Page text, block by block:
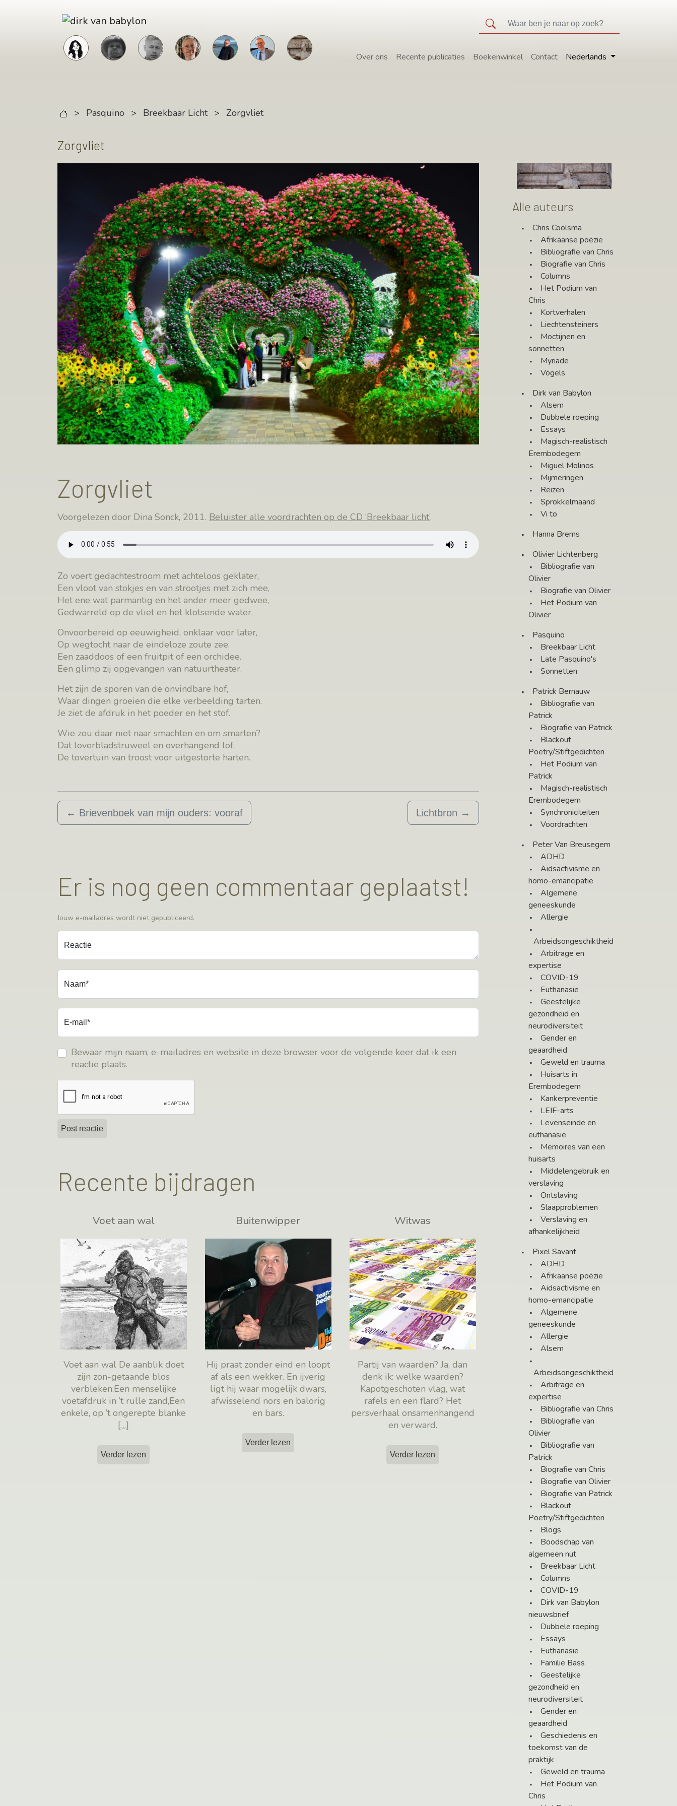
Over ons Recente publicaties Boekenwinkel Contact Nederlands
> Pasquino > Breekbaar Licht > Zorgvliet
Zorgvliet
Zorgvliet
Voorgelezen door Dina Sonck, 2011. Beluister alle voordrachten op de CD ‘Breekbaar licht’.
Zo voert gedachtestroom met achteloos geklater,
Een vloot van stokjes en van strootjes met zich mee,
Het ene wat parmantig en het ander meer gedwee,
Gedwarreld op de vliet en het klotsende water.
Onvoorbereid op eeuwigheid, onklaar voor later,
Op wegtocht naar de eindeloze zoute zee:
Een zaaddoos of een fruitpit of een orchidee.
Een glimp zij opgevangen van natuurtheater.
Het zijn de sporen van de onvindbare hof,
Waar dingen groeien die elke verbeelding tarten.
Je ziet de afdruk in het poeder en het stof.
Wie zou daar niet naar smachten en om smarten?
Dat loverbladstruweel en overhangend lof,
De tovertuin van troost voor uitgestorte harten.
← Brievenboek van mijn ouders: vooraf Lichtbron →
Er is nog geen commentaar geplaatst!
Jouw e-mailadres wordt niet gepubliceerd.
Reactie
Naam*
E-mail*
Bewaar mijn naam, e-mailadres en website in deze browser voor de volgende keer dat ik een
reactie plaats.
Recente bijdragen
Voet aan wal
Voet aan wal De aanblik doet
zijn zon-getaande blos
verbleken:Een menselijke
voetafdruk in ’t rulle zand,Een
enkele, op ’t ongerepte blanke
[…]
Verder lezen
Buitenwipper
Hij praat zonder eind en loopt
af als een wekker. En ijverig
ligt hij waar mogelijk dwars,
afwisselend nors en balorig
en bars.
Verder lezen
Witwas
Partij van waarden? Ja, dan
denk ik: welke waarden?
Kapotgeschoten vlag, wat
rafels en een flard? Het
persverhaal onsamenhangend
en verward.
Verder lezen
Alle auteurs
Chris Coolsma
Afrikaanse poëzie
Bibliografie van Chris
Biografie van Chris
Columns
Het Podium van
Chris
Kortverhalen
Liechtensteiners
Moctijnen en
sonnetten
Myriade
Vögels
Dirk van Babylon
Alsem
Dubbele roeping
Essays
Magisch-realistisch
Erembodegem
Miguel Molinos
Mijmeringen
Reizen
Sprokkelmaand
Vi to
Hanna Brems
Olivier Lichtenberg
Bibliografie van
Olivier
Biografie van Olivier
Het Podium van
Olivier
Pasquino
Breekbaar Licht
Late Pasquino's
Sonnetten
Patrick Bernauw
Bibliografie van
Patrick
Biografie van Patrick
Blackout
Poetry/Stiftgedichten
Het Podium van
Patrick
Magisch-realistisch
Erembodegem
Synchroniciteiten
Voordrachten
Peter Van Breusegem
ADHD
Aidsactivisme en
homo-emancipatie
Algemene
geneeskunde
Allergie
Arbeidsongeschiktheid
Arbitrage en
expertise
COVID-19
Euthanasie
Geestelijke
gezondheid en
neurodiversiteit
Gender en
geaardheid
Geweld en trauma
Huisarts in
Erembodegem
Kankerpreventie
LEIF-arts
Levenseinde en
euthanasie
Memoires van een
huisarts
Middelengebruik en
verslaving
Ontslaving
Slaapproblemen
Verslaving en
afhankelijkheid
Pixel Savant
ADHD
Afrikaanse poëzie
Aidsactivisme en
homo-emancipatie
Algemene
geneeskunde
Allergie
Alsem
Arbeidsongeschiktheid
Arbitrage en
expertise
Bibliografie van Chris
Bibliografie van
Olivier
Bibliografie van
Patrick
Biografie van Chris
Biografie van Olivier
Biografie van Patrick
Blackout
Poetry/Stiftgedichten
Blogs
Boodschap van
algemeen nut
Breekbaar Licht
Columns
COVID-19
Dirk van Babylon
nieuwsbrief
Dubbele roeping
Essays
Euthanasie
Familie Bass
Geestelijke
gezondheid en
neurodiversiteit
Gender en
geaardheid
Geschiedenis en
toekomst van de
praktijk
Geweld en trauma
Het Podium van
Chris